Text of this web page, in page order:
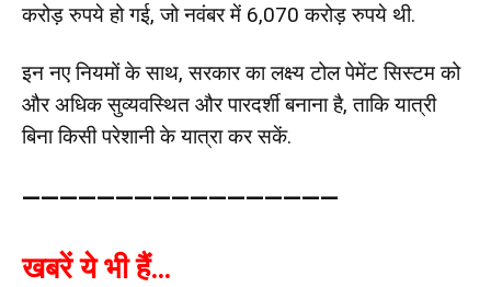
करोड़ रुपये हो गई, जो नवंबर में 6,070 करोड़ रुपये थी.
इन नए नियमों के साथ, सरकार का लक्ष्य टोल पेमेंट सिस्टम को
और अधिक सुव्यवस्थित और पारदर्शी बनाना है, ताकि यात्री
बिना किसी परेशानी के यात्रा कर सकें.
—————————————————
खबरें ये भी हैं…